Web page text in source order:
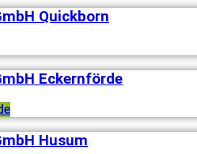
Quickborn
Eckernförde
Husum